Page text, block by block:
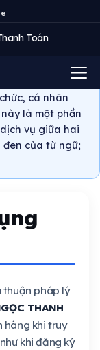
Toán
bộ văn bản
bán" được
trụ sở:
Phòng. "Khách
cá nhân
là một phần
vụ giữa hai
của từ ngữ;
thuận pháp lý
THANH
hàng khi truy
khi đăng ký